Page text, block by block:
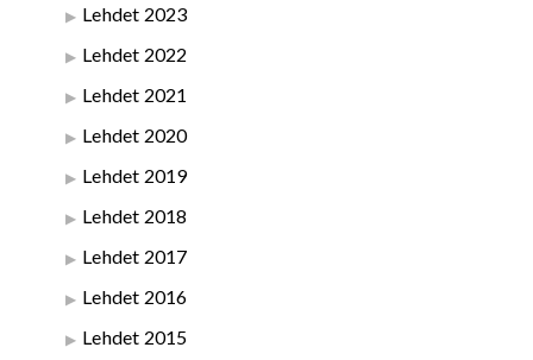
Lehdet 2023
Lehdet 2022
Lehdet 2021
Lehdet 2020
Lehdet 2019
Lehdet 2018
Lehdet 2017
Lehdet 2016
Lehdet 2015